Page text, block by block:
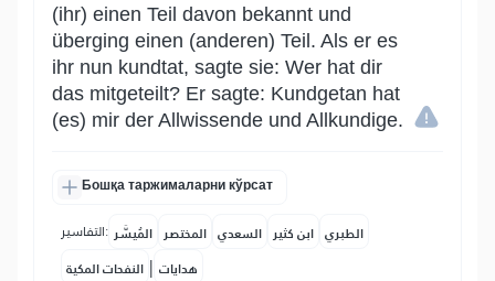
(ihr) einen Teil davon bekannt und
überging einen (anderen) Teil. Als er es
ihr nun kundtat, sagte sie: Wer hat dir
das mitgeteilt? Er sagte: Kundgetan hat
(es) mir der Allwissende und Allkundige.
Бошқа таржималарни кўрсат
التفاسير: المُيسَّر المختصر السعدي ابن كثير الطبري
النفحات المكية | هدايات